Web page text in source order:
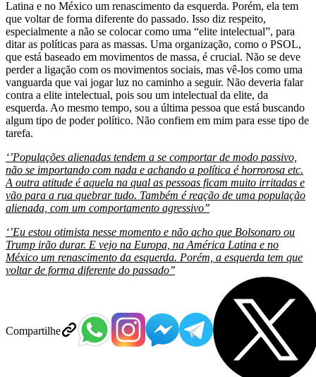
Compartilhe
Latina e no México um renascimento da esquerda. Porém, ela tem
que voltar de forma diferente do passado. Isso diz respeito,
especialmente a não se colocar como uma “elite intelectual”, para
ditar as políticas para as massas. Uma organização, como o PSOL,
que está baseado em movimentos de massa, é crucial. Não se deve
perder a ligação com os movimentos sociais, mas vê-los como uma
vanguarda que vai jogar luz no caminho a seguir. Não deveria falar
contra a elite intelectual, pois sou um intelectual da elite, da
esquerda. Ao mesmo tempo, sou a última pessoa que está buscando
algum tipo de poder político. Não confiem em mim para esse tipo de
tarefa.
‘’Populações alienadas tendem a se comportar de modo passivo,
não se importando com nada e achando a política é horrorosa etc.
A outra atitude é aquela na qual as pessoas ficam muito irritadas e
vão para a rua quebrar tudo. Também é reação de uma população
alienada, com um comportamento agressivo’’
‘’Eu estou otimista nesse momento e não acho que Bolsonaro ou
Trump irão durar. E vejo na Europa, na América Latina e no
México um renascimento da esquerda. Porém, a esquerda tem que
voltar de forma diferente do passado’’